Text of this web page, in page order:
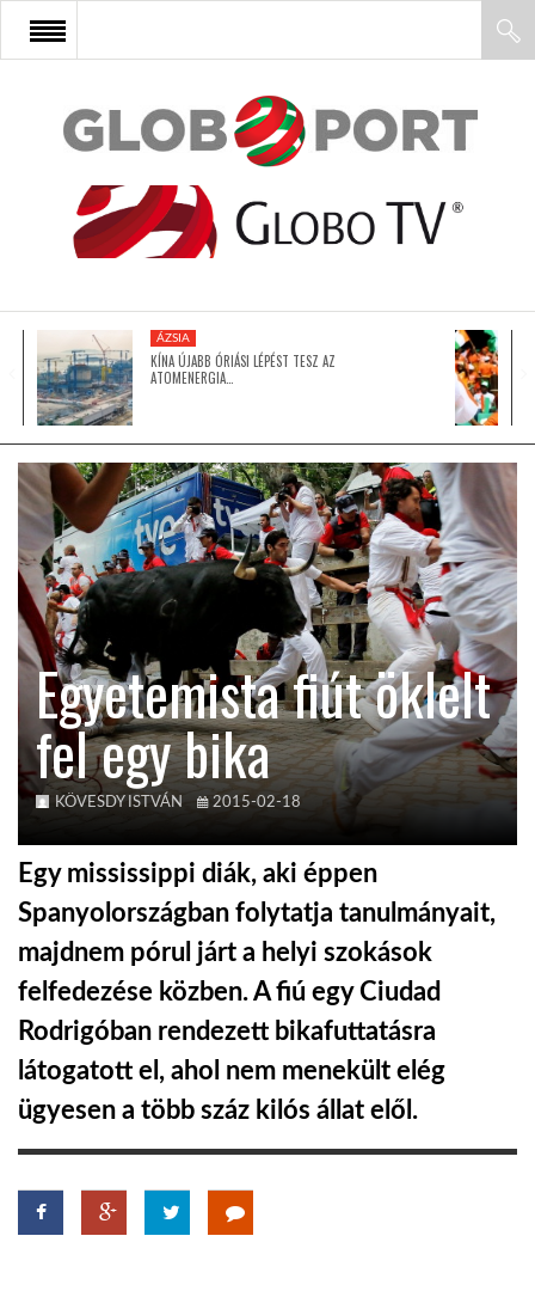
FŐOLDAL
AFRIKA
ÁZSIA
LATIN-AMERIKA
KÖZEL-KELET
AUSZTRÁLIA
A VILÁG ITTHON
GLOBOTV BP
HÍR3D
TROPICALMAGAZIN
ÁZSIA
KÍNA ÚJABB ÓRIÁSI LÉPÉST TESZ AZ
ATOMENERGIA…
Egyetemista fiút öklelt
fel egy bika
KÖVESDY ISTVÁN 2015-02-18
Egy mississippi diák, aki éppen
Spanyolországban folytatja tanulmányait,
majdnem pórul járt a helyi szokások
felfedezése közben. A fiú egy Ciudad
Rodrigóban rendezett bikafuttatásra
látogatott el, ahol nem menekült elég
ügyesen a több száz kilós állat elől.